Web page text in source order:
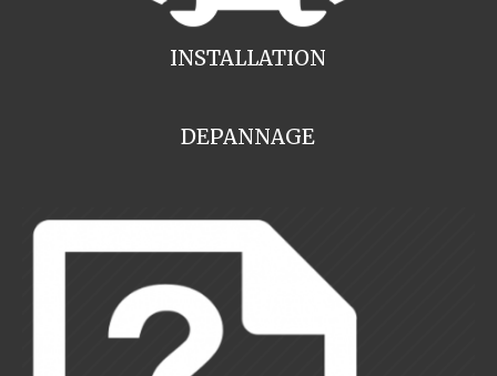
INSTALLATION
DEPANNAGE